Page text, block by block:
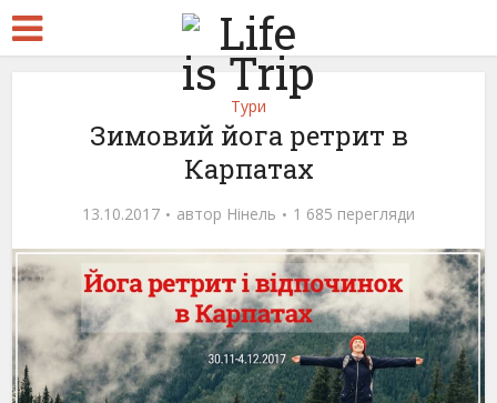
Тури
Зимовий йога ретрит в
Карпатах
13.10.2017 автор Нінель 1 685 перегляди